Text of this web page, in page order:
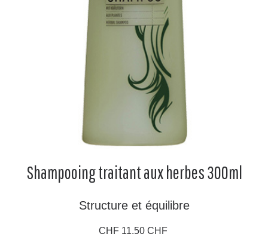
Shampooing traitant aux herbes 300ml
Structure et équilibre
CHF 11.50 CHF